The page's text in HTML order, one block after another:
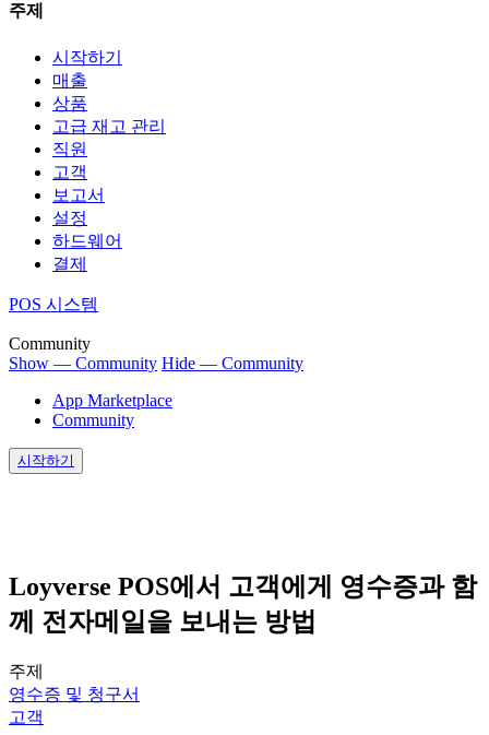
주제
시작하기
매출
상품
고급 재고 관리
직원
고객
보고서
설정
하드웨어
결제
POS 시스템
Community
Show — Community Hide — Community
App Marketplace
Community
시작하기
Loyverse POS에서 고객에게 영수증과 함
께 전자메일을 보내는 방법
주제
영수증 및 청구서
고객